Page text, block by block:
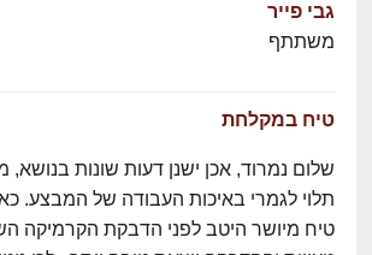
גבי פייר
משתתף
טיח במקלחת
שלום נמרוד, אכן ישנן דעות שונות
תלוי לגמרי באיכות העבודה של המבצע.
טיח מיושר היטב לפני הדבקת הקרמיקה